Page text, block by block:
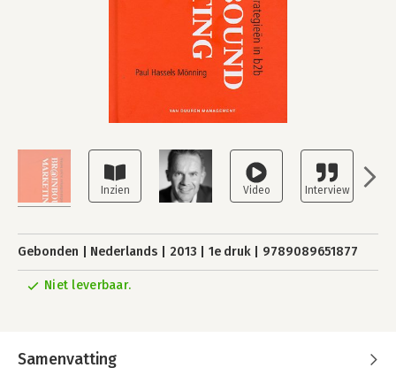
Gebonden Nederlands 2013 1e druk 9789089651877
Niet leverbaar.
Samenvatting